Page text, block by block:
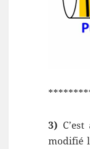
3)
modifié